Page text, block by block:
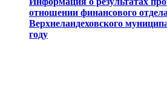
отношении финансового
Верхнеландеховского
году